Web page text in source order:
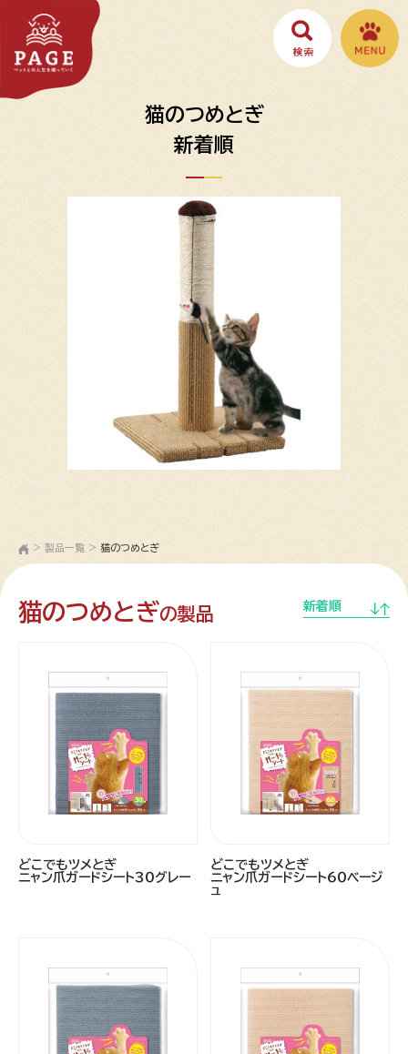
猫のつめとぎ
新着順
> 製品一覧 > 猫のつめとぎ
猫のつめとぎの製品 新着順
どこでもツメとぎ
ニャン爪ガードシート３０グレー
どこでもツメとぎ
ニャン爪ガードシート６０ベージ
ュ